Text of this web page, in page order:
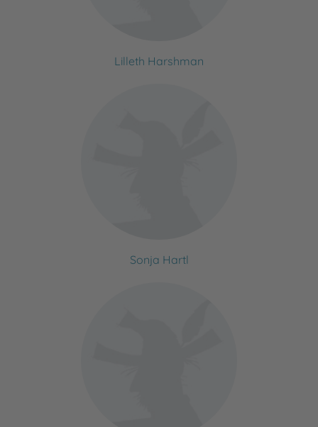
Lilleth Harshman
Sonja Hartl